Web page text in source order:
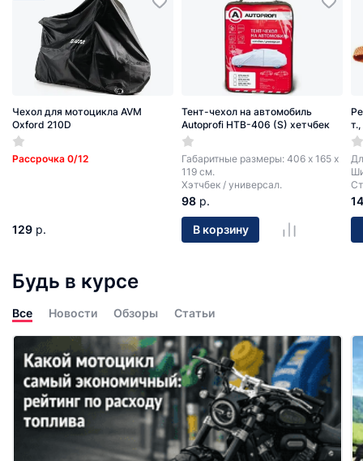
Чехол для мотоцикла AVM
Oxford 210D
Рассрочка 0/12
129 р.
Тент-чехол на автомобиль
Autoprofi HTB-406 (S) хетчбек
Габаритные размеры: 406 х 165 х
119 см.
Хэтчбек / универсал.
98 р.
В корзину
14
Будь в курсе
Все Новости Обзоры Статьи